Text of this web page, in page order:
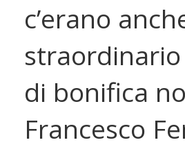
c’erano
di bonifica
Francesco